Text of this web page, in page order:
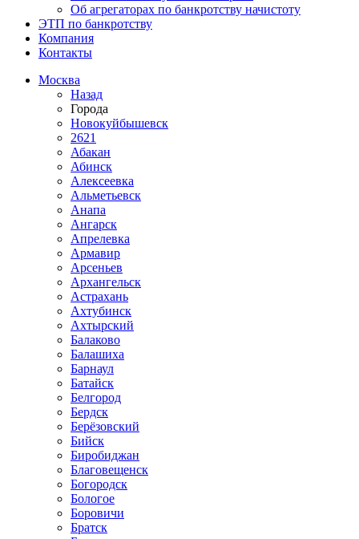
Об агрегаторах по банкротству начистоту
ЭТП по банкротству
Компания
Контакты
Москва
Назад
Города
Новокуйбышевск
2621
Абакан
Абинск
Алексеевка
Альметьевск
Анапа
Ангарск
Апрелевка
Армавир
Арсеньев
Архангельск
Астрахань
Ахтубинск
Ахтырский
Балаково
Балашиха
Барнаул
Батайск
Белгород
Бердск
Берёзовский
Бийск
Биробиджан
Благовещенск
Богородск
Бологое
Боровичи
Братск